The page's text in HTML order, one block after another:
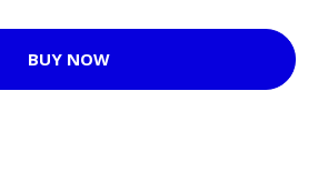
BUY NOW